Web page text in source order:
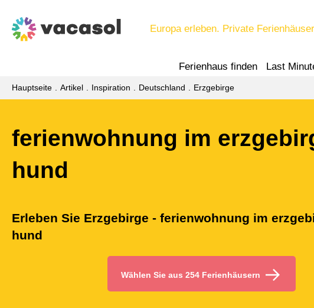
Europa erleben. Private
Ferienhaus finden Last
Hauptseite Artikel Inspiration Deutschland Erzgebirge
ferienwohnung im
hund
Erleben Sie Erzgebirge - ferienwohnung im
hund
Wählen Sie aus 254 Ferienhäusern